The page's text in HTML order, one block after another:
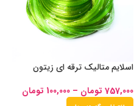
اسلایم متالیک ترقه ای زیتون
757,000 تومان –
100,000 تومان